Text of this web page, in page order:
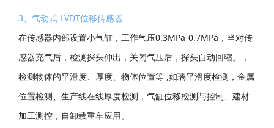
3、气动式 LVDT位移传感器
在传感器内部设置小气缸，工作气压0.3MPa-0.7MPa，当对传
感器充气后，检测探头伸出，关闭气压后，探头自动回缩。，
检测物体的平滑度、厚度、物体位置等 ,如璃平滑度检测，金属
位置检测、生产线在线厚度检测，气缸位移检测与控制、建材
加工测控，自卸载重车应用。